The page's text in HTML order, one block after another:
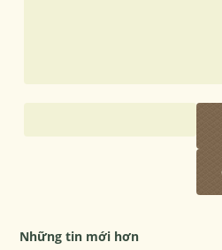
Những tin mới hơn